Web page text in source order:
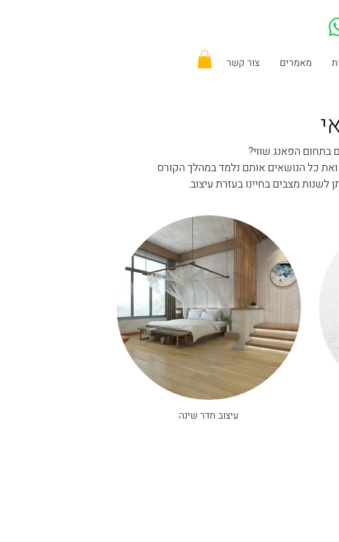
מאמרים צור קשר
בתחום הפאנג שווי?
כל הנושאים אותם נלמד במהלך הקורס
לשנות מצבים בחיינו בעזרת עיצוב.
עיצוב חדר שינה